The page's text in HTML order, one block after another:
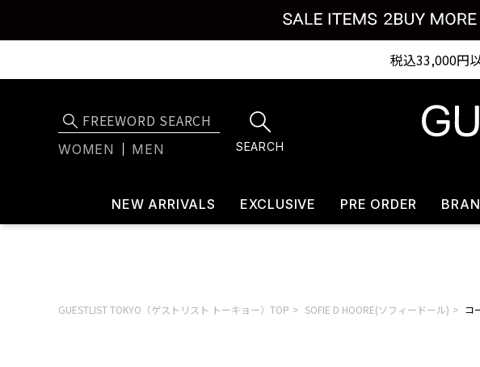
税込33,000円
Shopping from
WOMEN MEN SEARCH
NEW ARRIVALS EXCLUSIVE PRE ORDER
GUESTLIST TOKYO（ゲストリスト トーキョー）TOP SOFIE D HOORE(ソフィードール) コ